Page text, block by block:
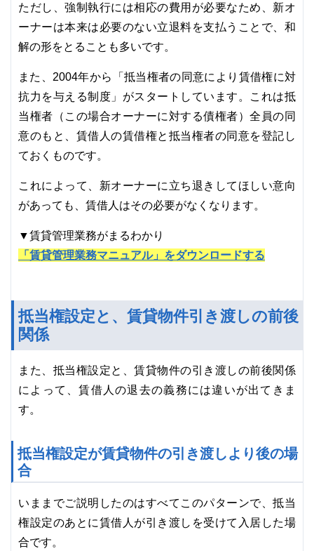
ただし、強制執行には相応の費用が必要なため、新オ
ーナーは本来は必要のない立退料を支払うことで、和
解の形をとることも多いです。
また、2004年から「抵当権者の同意により賃借権に対
抗力を与える制度」がスタートしています。これは抵
当権者（この場合オーナーに対する債権者）全員の同
意のもと、賃借人の賃借権と抵当権者の同意を登記し
ておくものです。
これによって、新オーナーに立ち退きしてほしい意向
があっても、賃借人はその必要がなくなります。
▼賃貸管理業務がまるわかり
「賃貸管理業務マニュアル」をダウンロードする
抵当権設定と、賃貸物件引き渡しの前後
関係
また、抵当権設定と、賃貸物件の引き渡しの前後関係
によって、賃借人の退去の義務には違いが出てきま
す。
抵当権設定が賃貸物件の引き渡しより後の場
合
いままでご説明したのはすべてこのパターンで、抵当
権設定のあとに賃借人が引き渡しを受けて入居した場
合です。